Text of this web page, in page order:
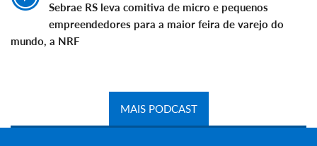
Sebrae RS leva comitiva de micro e pequenos
empreendedores para a maior feira de varejo do
mundo, a NRF
MAIS PODCAST